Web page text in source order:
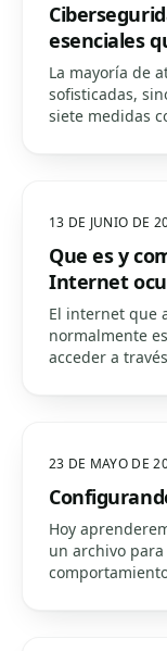
esenciales
La mayoría de
sofisticadas,
siete medidas
13 DE JUNIO DE
Que es y
Internet
El internet que
normalmente
acceder a
representan
23 DE MAYO DE
Hoy
un archivo para
vamos a